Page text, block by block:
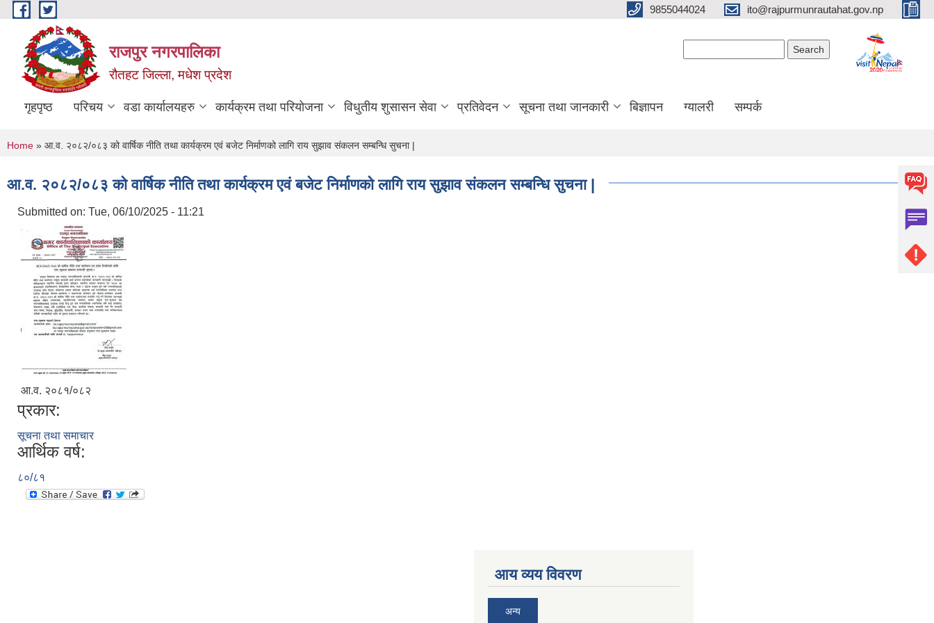
Skip to main content 9855044024 ito@rajpurmunrautahat.gov.np
राजपुर नगरपालिका
रौतहट जिल्ला, मधेश प्रदेश
गृहपृष्ठ परिचय वडा कार्यालयहरु कार्यक्रम तथा परियोजना विधुतीय शुसासन सेवा प्रतिवेदन सूचना तथा जानकारी बिज्ञापन ग्यालरी सम्पर्क
You are here
Home » आ.व. २०८२/०८३ को वार्षिक नीति तथा कार्यक्रम एवं बजेट निर्माणको लागि राय सुझाव संकलन सम्बन्धि सुचना |
आ.व. २०८२/०८३ को वार्षिक नीति तथा कार्यक्रम एवं बजेट निर्माणको लागि राय सुझाव संकलन सम्बन्धि सुचना |
Submitted on: Tue, 06/10/2025 - 11:21
आ.व. २०८१/०८२
प्रकार:
सूचना तथा समाचार
आर्थिक वर्ष:
८०/८१
आय व्यय विवरण
अन्य